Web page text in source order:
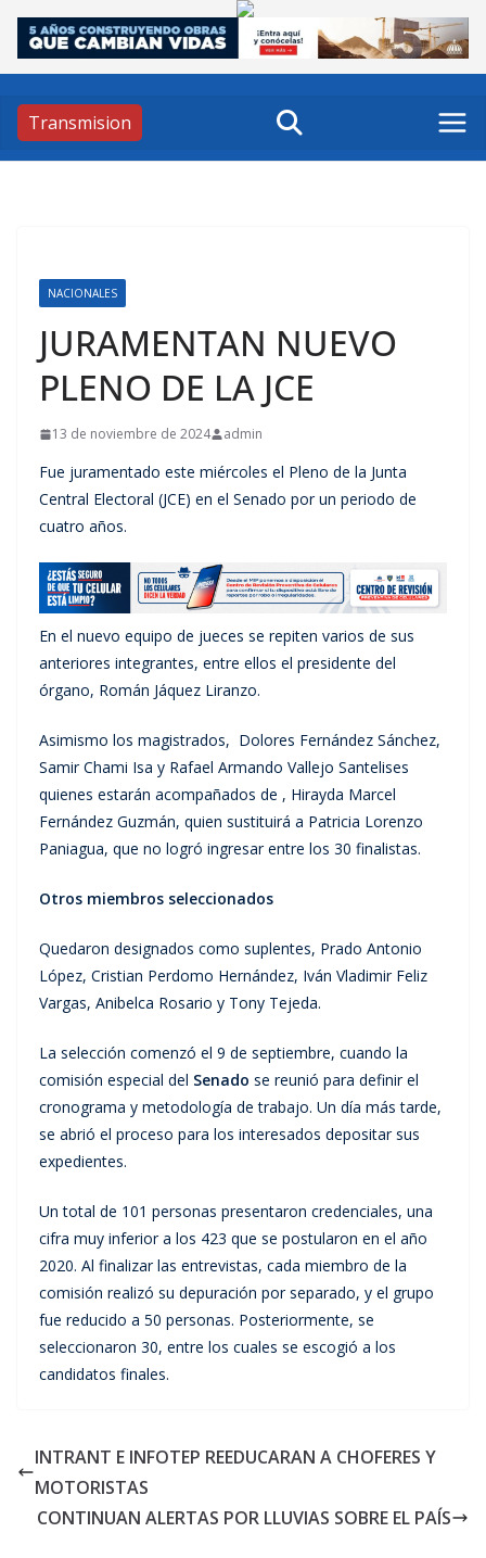
Skip
content
Transmision
NACIONALES
JURAMENTAN NUEVO
PLENO DE LA JCE
13 de noviembre de 2024 admin
Fue juramentado este miércoles el Pleno de la Junta
Central Electoral (JCE) en el Senado por un periodo de
cuatro años.
En el nuevo equipo de jueces se repiten varios de sus
anteriores integrantes, entre ellos el presidente del
órgano, Román Jáquez Liranzo.
Asimismo los magistrados, Dolores Fernández Sánchez,
Samir Chami Isa y Rafael Armando Vallejo Santelises
quienes estarán acompañados de , Hirayda Marcel
Fernández Guzmán, quien sustituirá a Patricia Lorenzo
Paniagua, que no logró ingresar entre los 30 finalistas.
Otros miembros seleccionados
Quedaron designados como suplentes, Prado Antonio
López, Cristian Perdomo Hernández, Iván Vladimir Feliz
Vargas, Anibelca Rosario y Tony Tejeda.
La selección comenzó el 9 de septiembre, cuando la
comisión especial del Senado se reunió para definir el
cronograma y metodología de trabajo. Un día más tarde,
se abrió el proceso para los interesados depositar sus
expedientes.
Un total de 101 personas presentaron credenciales, una
cifra muy inferior a los 423 que se postularon en el año
2020. Al finalizar las entrevistas, cada miembro de la
comisión realizó su depuración por separado, y el grupo
fue reducido a 50 personas. Posteriormente, se
seleccionaron 30, entre los cuales se escogió a los
candidatos finales.
INTRANT E INFOTEP REEDUCARAN A CHOFERES Y
MOTORISTAS
CONTINUAN ALERTAS POR LLUVIAS SOBRE EL PAÍS